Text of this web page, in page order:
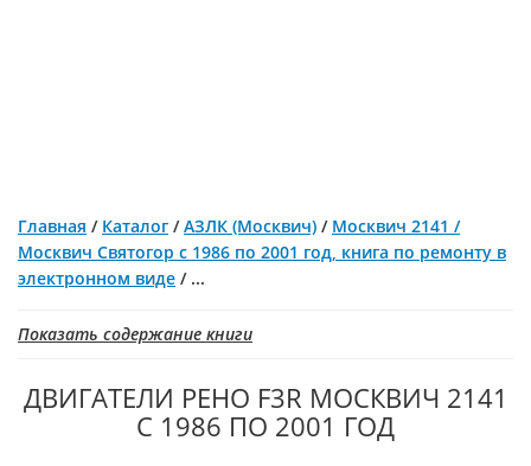
Главная / Каталог /АЗЛК (Москвич) / Москвич 2141 /
Москвич Святогор с 1986 по 2001 год, книга по ремонту в
электронном виде / ...
Показать содержание книги
ДВИГАТЕЛИ РЕНО F3R МОСКВИЧ 2141
С 1986 ПО 2001 ГОД